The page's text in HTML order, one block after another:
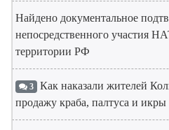
Найдено документальное
непосредственного участия
территории РФ
3 Как наказали жителей
продажу краба, палтуса и икры